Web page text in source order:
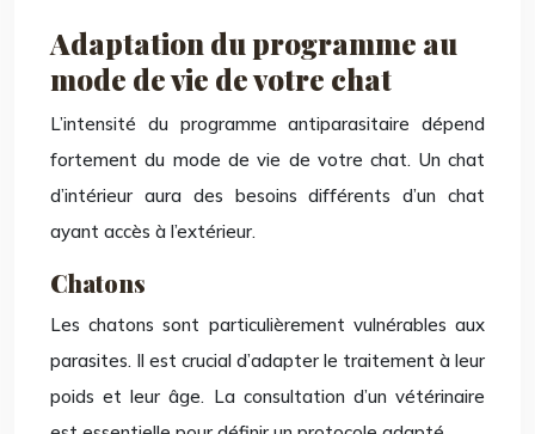
Adaptation du programme au
mode de vie de votre chat
L’intensité du programme antiparasitaire dépend
fortement du mode de vie de votre chat. Un chat
d’intérieur aura des besoins différents d’un chat
ayant accès à l’extérieur.
Chatons
Les chatons sont particulièrement vulnérables aux
parasites. Il est crucial d’adapter le traitement à leur
poids et leur âge. La consultation d’un vétérinaire